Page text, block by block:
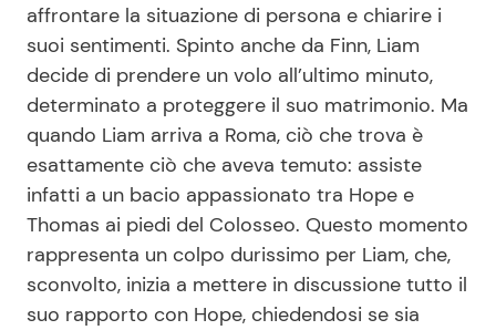
affrontare la situazione di persona e chiarire i
suoi sentimenti. Spinto anche da Finn, Liam
decide di prendere un volo all’ultimo minuto,
determinato a proteggere il suo matrimonio. Ma
quando Liam arriva a Roma, ciò che trova è
esattamente ciò che aveva temuto: assiste
infatti a un bacio appassionato tra Hope e
Thomas ai piedi del Colosseo. Questo momento
rappresenta un colpo durissimo per Liam, che,
sconvolto, inizia a mettere in discussione tutto il
suo rapporto con Hope, chiedendosi se sia